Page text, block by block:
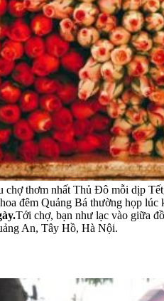
chợ thơm nhất Thủ Đô mỗi dịp
đêm Quảng Bá thường họp lúc
Tới chợ, bạn như lạc vào giữa
An, Tây Hồ, Hà Nội.